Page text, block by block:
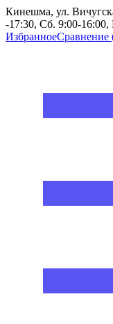
Кинешма, ул.
-17:30, Сб. 9:00-16:00,
ИзбранноеСравнение